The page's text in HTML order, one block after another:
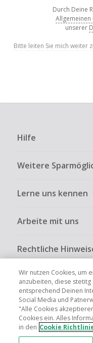
Durch Deine
Allgemeinen
unserer
Bitte leiten Sie mich weiter
Hilfe
Weitere
Lerne uns kennen
Arbeite mit uns
Rechtliche
Globale Websites UK
Wir nutzen Cookies, um
anzubeiten, diese
entsprechend Deinen
Social Media und
"Alle Cookies
Cookies ein. Alles
in den Cookie